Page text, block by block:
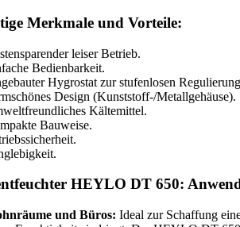
Merkmale und Vorteile:
leiser Betrieb.
Bedienbarkeit.
Hygrostat zur stufenlosen
Design (Kunststoff-/Metallgehäuse).
Kältemittel.
Bauweise.
HEYLO DT 650:
und Büros: Ideal zur Schaffung